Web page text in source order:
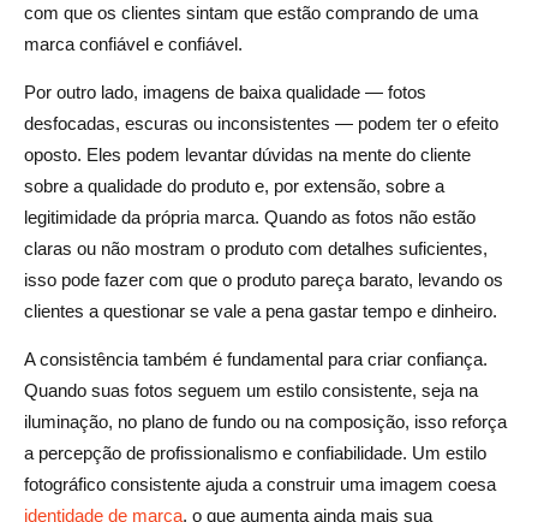
com que os clientes sintam que estão comprando de uma
marca confiável e confiável.
Por outro lado, imagens de baixa qualidade — fotos
desfocadas, escuras ou inconsistentes — podem ter o efeito
oposto. Eles podem levantar dúvidas na mente do cliente
sobre a qualidade do produto e, por extensão, sobre a
legitimidade da própria marca. Quando as fotos não estão
claras ou não mostram o produto com detalhes suficientes,
isso pode fazer com que o produto pareça barato, levando os
clientes a questionar se vale a pena gastar tempo e dinheiro.
A consistência também é fundamental para criar confiança.
Quando suas fotos seguem um estilo consistente, seja na
iluminação, no plano de fundo ou na composição, isso reforça
a percepção de profissionalismo e confiabilidade. Um estilo
fotográfico consistente ajuda a construir uma imagem coesa
identidade de marca, o que aumenta ainda mais sua